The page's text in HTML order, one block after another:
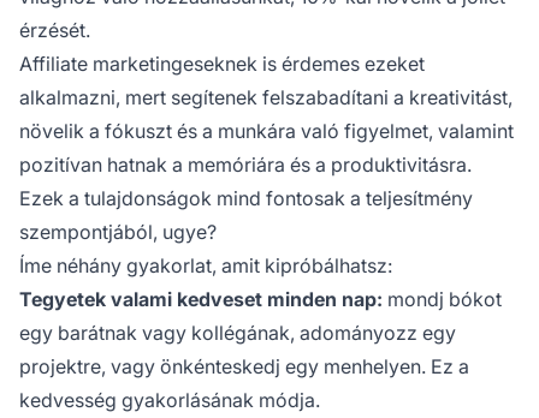
érzését.
Affiliate marketingeseknek is érdemes ezeket
alkalmazni, mert segítenek felszabadítani a kreativitást,
növelik a fókuszt és a munkára való figyelmet, valamint
pozitívan hatnak a memóriára és a produktivitásra.
Ezek a tulajdonságok mind fontosak a teljesítmény
szempontjából, ugye?
Íme néhány gyakorlat, amit kipróbálhatsz:
Tegyetek valami kedveset minden nap: mondj bókot
egy barátnak vagy kollégának, adományozz egy
projektre, vagy önkénteskedj egy menhelyen. Ez a
kedvesség gyakorlásának módja.